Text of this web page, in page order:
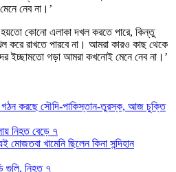
নেব না।’
হয়তো কোনো এলাকা দখল করতে পারে, কিন্তু
করে রাখতে পারবে না। আমরা কারও কাছ থেকে
ইচ্ছামতো গড়া আমরা কখনোই মেনে নেব না।’
গঠন করছে সৌদি-পাকিস্তান-তুরস্ক, আজ চুক্তি
নিহত বেড়ে ৭
খামেনি ছিলেন কিনা সন্দিহান
গুলি, নিহত ৭